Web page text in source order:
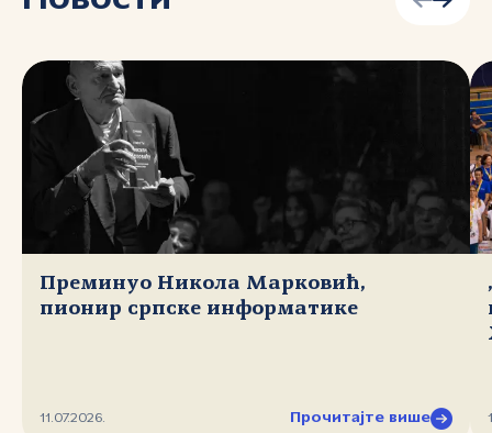
Преминуо Никола Марковић,
пионир српске информатике
11.07.2026. Прочитајте више